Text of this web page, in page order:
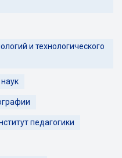
и технологического
педагогики